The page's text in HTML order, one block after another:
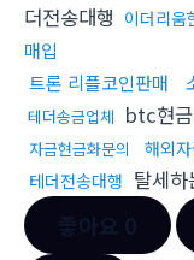
더전송대행 이더리움
매입
트론 리플코인판매
테더송금업체 btc현
자금현금화문의
해외
테더전송대행 탈세하